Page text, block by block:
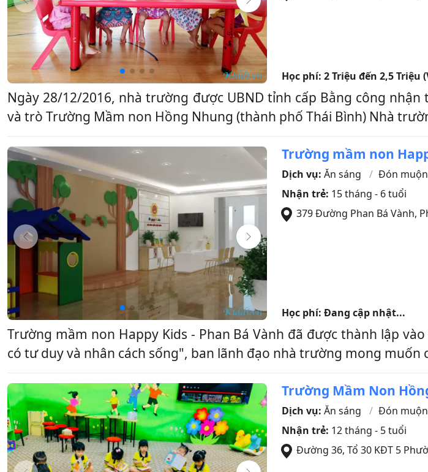
Học phí: 2 Triệu đến 2,5 Triệu
Ngày 28/12/2016, nhà trường được UBND tỉnh cấp Bằng công
và trò Trường Mầm non Hồng Nhung (thành phố Thái Bình) Nhà
Trường mầm non
Dịch vụ: Ăn sáng Đón muộn
Nhận trẻ: 15 tháng - 6 tuổi
379 Đường Phan Bá Vành,
Học phí: Đang cập nhật...
Trường mầm non Happy Kids - Phan Bá Vành đã được thành lập
có tư duy và nhân cách sống", ban lãnh đạo nhà trường mong muốn
Trường Mầm Non
Dịch vụ: Ăn sáng Đón muộn
Nhận trẻ: 12 tháng - 5 tuổi
Đường 36, Tổ 30 KĐT 5